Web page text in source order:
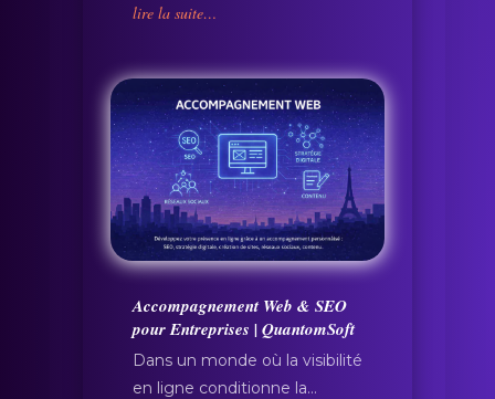
lire la suite…
Accompagnement Web & SEO
pour Entreprises | QuantomSoft
Dans un monde où la visibilité
en ligne conditionne la…